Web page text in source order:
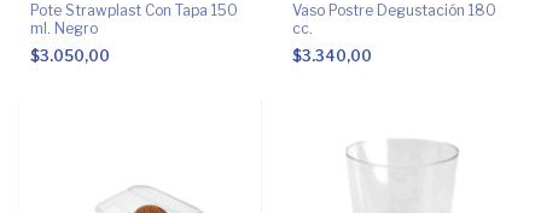
Pote Strawplast Con Tapa 150
ml. Negro
$3.050,00
Vaso Postre Degustación 180
cc.
$3.340,00